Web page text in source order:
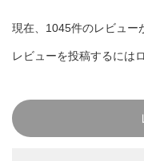
現在、1045件のレビュー
レビューを投稿するには